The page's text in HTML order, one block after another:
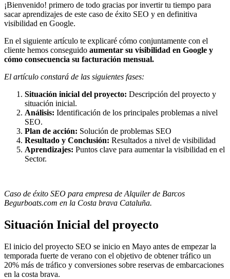
¡Bienvenido! primero de todo gracias por invertir tu tiempo para
sacar aprendizajes de este caso de éxito SEO y en definitiva
visibilidad en Google.
En el siguiente artículo te explicaré cómo conjuntamente con el
cliente hemos conseguido aumentar su visibilidad en Google y
cómo consecuencia su facturación mensual.
El artículo constará de las siguientes fases:
Situación inicial del proyecto: Descripción del proyecto y
situación inicial.
Análisis: Identificación de los principales problemas a nivel
SEO.
Plan de acción: Solución de problemas SEO
Resultado y Conclusión: Resultados a nivel de visibilidad
Aprendizajes: Puntos clave para aumentar la visibilidad en el
Sector.
Caso de éxito SEO para empresa de Alquiler de Barcos
Begurboats.com en la Costa brava Cataluña.
Situación Inicial del proyecto
El inicio del proyecto SEO se inicio en Mayo antes de empezar la
temporada fuerte de verano con el objetivo de obtener tráfico un
20% más de tráfico y conversiones sobre reservas de embarcaciones
en la costa brava.